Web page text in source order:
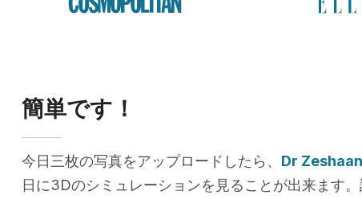
簡単です！
今日三枚の写真をアップロードしたら、 Dr
日に3Dのシミュレーションを見ることが出来ます